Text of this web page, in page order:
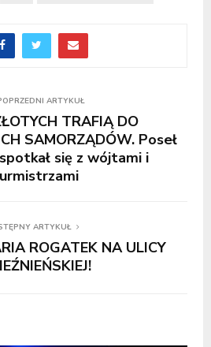
ARTYKUŁ
TRAFIĄ DO
SAMORZĄDÓW. Poseł
się z wójtami i
ARTYKUŁ
ROGATEK NA ULICY